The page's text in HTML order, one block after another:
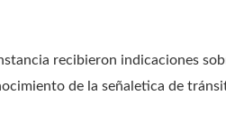
recibieron indicaciones
de la señaletica de